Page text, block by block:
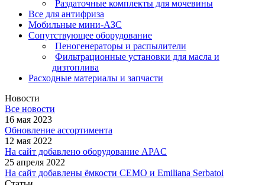
Раздаточные комплекты для мочевины
Все для антифриза
Мобильные мини-АЗС
Сопутствующее оборудование
Пеногенераторы и распылители
Фильтрационные установки для масла и
дизтоплива
Расходные материалы и запчасти
Новости
Все новости
16 мая 2023
Обновление ассортимента
12 мая 2022
На сайт добавлено оборудование APAC
25 апреля 2022
На сайт добавлены ёмкости CEMO и Emiliana Serbatoi